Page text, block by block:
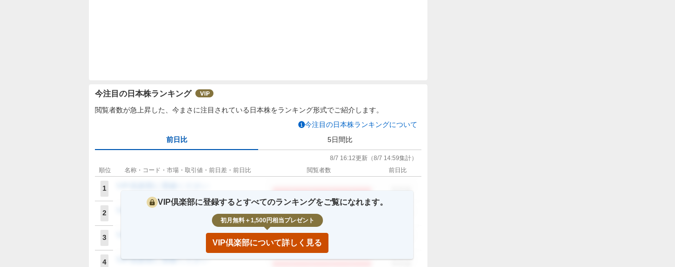
今注目の日本株ランキング
閲覧者数が急上昇した、今まさに注目されている日本株をランキング形式でご紹介します。
今注目の日本株ランキングについて
前日比
5日間比
8/7 16:12更新 （8/7 14:59集計）
順位
名称・コード・市場・取引値・前日差・前日比 閲覧者数 前日比
1
2 VIP倶楽部に登録ください
3 VIP倶楽部に登録ください
4 VIP倶楽部に登録ください
VIP倶楽部に登録するとすべてのランキングをご覧になれます。
初月無料＋1,500円相当プレゼント
VIP倶楽部について詳しく見る